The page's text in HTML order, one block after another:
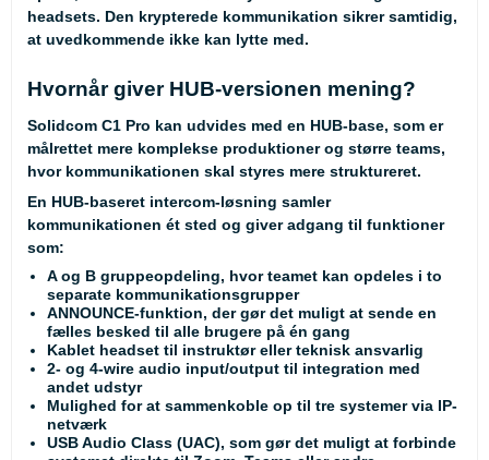
headsets. Den krypterede kommunikation sikrer samtidig,
at uvedkommende ikke kan lytte med.
Hvornår giver HUB-versionen mening?
Solidcom C1 Pro kan udvides med en HUB-base, som er
målrettet mere komplekse produktioner og større teams,
hvor kommunikationen skal styres mere struktureret.
En HUB-baseret intercom-løsning samler
kommunikationen ét sted og giver adgang til funktioner
som:
A og B gruppeopdeling, hvor teamet kan opdeles i to
separate kommunikationsgrupper
ANNOUNCE-funktion, der gør det muligt at sende en
fælles besked til alle brugere på én gang
Kablet headset til instruktør eller teknisk ansvarlig
2- og 4-wire audio input/output til integration med
andet udstyr
Mulighed for at sammenkoble op til tre systemer via IP-
netværk
USB Audio Class (UAC), som gør det muligt at forbinde